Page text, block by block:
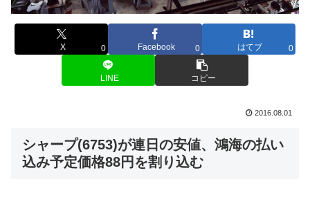
X 0 Facebook 0 はてブ 0
LINE コピー
2016.08.01
シャープ(6753)が連日の安値、鴻海の払い
込み予定価格88円を割り込む